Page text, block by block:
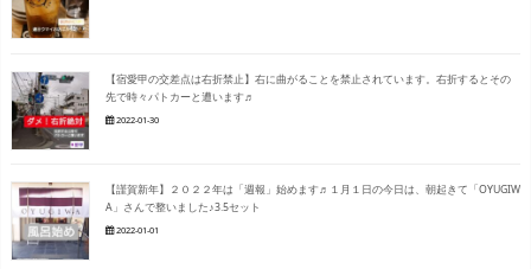
【宿愛甲の交差点は右折禁止】右に曲がることを禁止されています。右折するとその
先で時々パトカーと遭います♬
2022-01-30
【謹賀新年】２０２２年は「週報」始めます♬１月１日の今日は、朝起きて「OYUGIW
A」さんで整いました♪3.5セット
2022-01-01